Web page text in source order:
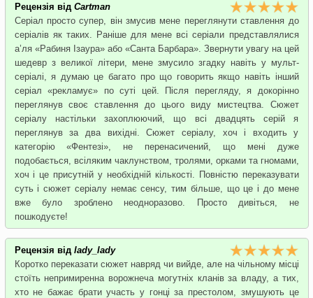
Рецензія від Cartman
Серіал просто супер, він змусив мене переглянути ставлення до
серіалів як таких. Раніше для мене всі серіали представлялися
а’ля «Рабиня Ізаура» або «Санта Барбара». Звернути увагу на цей
шедевр з великої літери, мене змусило згадку навіть у мульт-
серіалі, я думаю це багато про що говорить якщо навіть інший
серіал «рекламує» по суті цей. Після перегляду, я докорінно
переглянув своє ставлення до цього виду мистецтва. Сюжет
серіалу настільки захоплюючий, що всі двадцять серій я
переглянув за два вихідні. Сюжет серіалу, хоч і входить у
категорію «Фентезі», не перенасичений, що мені дуже
подобається, всіляким чаклунством, тролями, орками та гномами,
хоч і це присутній у необхідній кількості. Повністю переказувати
суть і сюжет серіалу немає сенсу, тим більше, що це і до мене
вже було зроблено неодноразово. Просто дивіться, не
пошкодуєте!
Рецензія від lady_lady
Коротко переказати сюжет навряд чи вийде, але на чільному місці
стоїть непримиренна ворожнеча могутніх кланів за владу, а тих,
хто не бажає брати участь у гонці за престолом, змушують це